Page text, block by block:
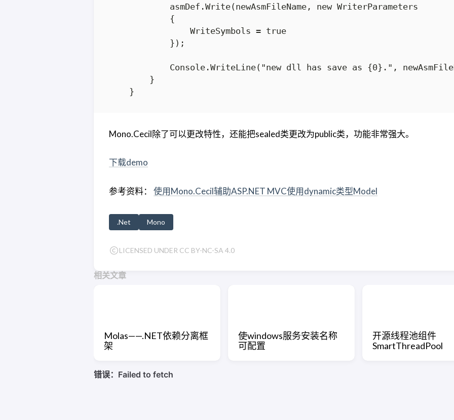
            asmDef.Write(newAsmFileName, new WriterParameters
            {
                WriteSymbols = true
            });
Console.WriteLine("new dll has save as {0}.",
        }
Mono.Cecil除了可以更改特性，还能把sealed类更改为public类，功能非常强大。
下载demo
参考资料： 使用Mono.Cecil辅助ASP.NET MVC使用dynamic类型Model
.Net Mono
LICENSED UNDER CC BY-NC-SA 4.0
相关文章
Molas——.NET依赖分离框
架
使windows服务安装名称
可配置
开源线程池组件
SmartThreadPool